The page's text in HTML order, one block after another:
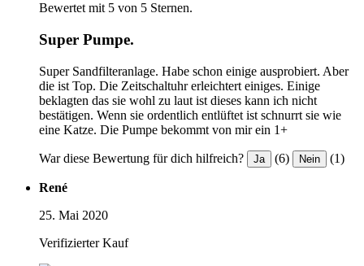
Bewertet mit 5 von 5 Sternen.
Super Pumpe.
Super Sandfilteranlage. Habe schon einige ausprobiert. Aber
die ist Top. Die Zeitschaltuhr erleichtert einiges. Einige
beklagten das sie wohl zu laut ist dieses kann ich nicht
bestätigen. Wenn sie ordentlich entlüftet ist schnurrt sie wie
eine Katze. Die Pumpe bekommt von mir ein 1+
War diese Bewertung für dich hilfreich? Ja (6) Nein (1)
René
25. Mai 2020
Verifizierter Kauf